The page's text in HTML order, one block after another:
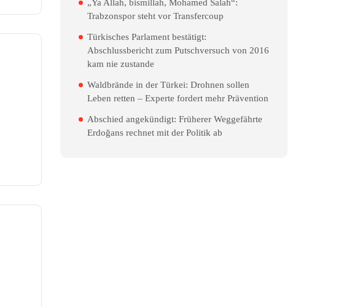
„Ya Allah, bismillah, Mohamed Salah“:
Trabzonspor steht vor Transfercoup
Türkisches Parlament bestätigt:
Abschlussbericht zum Putschversuch von 2016
kam nie zustande
Waldbrände in der Türkei: Drohnen sollen
Leben retten – Experte fordert mehr Prävention
Abschied angekündigt: Früherer Weggefährte
Erdoğans rechnet mit der Politik ab